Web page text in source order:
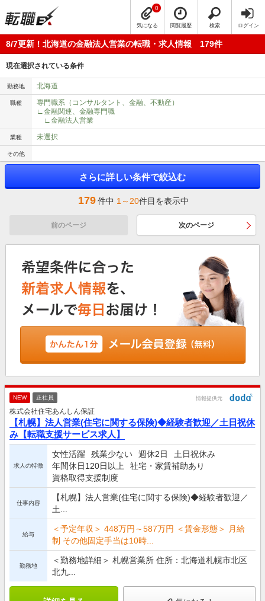
気になる
0
閲覧履歴 検索 ログイン
8/7更新！北海道の金融法人営業の転職・求人情報 179件
現在選択されている条件
勤務地 北海道
職種
専門職系（コンサルタント、金融、不動産）
∟金融関連、金融専門職
∟金融法人営業
業種 未選択
その他
さらに詳しい条件で絞込む
179件中 1～20件目を表示中
前のページ 次のページ
NEW 正社員 情報提供元
株式会社住宅あんしん保証
【札幌】法人営業(住宅に関する保険)◆経験者歓迎／土日祝休
み【転職支援サービス求人】
求人の特徴
女性活躍 残業少ない 週休2日
土日祝休み
年間休日120日以上
社宅・家賃補助あり
資格取得支援制度
仕事内容
【札幌】法人営業(住宅に関する保険)◆経験者歓迎／
土...
給与
＜予定年収＞ 448万円～587万円 ＜賃金形態＞ 月給
制 その他固定手当は10時...
勤務地
＜勤務地詳細＞ 札幌営業所 住所：北海道札幌市北区
北九...